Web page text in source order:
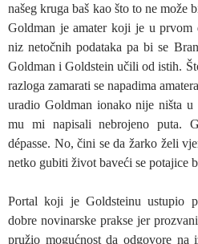
našeg kruga baš kao što to ne
Goldman je amater koji je u prvom
niz netočnih podataka pa bi se
Goldman i Goldstein učili od istih.
razloga zamarati se napadima
uradio Goldman ionako nije ništa
mu mi napisali nebrojeno puta.
dépasse. No, čini se da žarko želi
netko gubiti život baveći se potajice
Portal koji je Goldsteinu ustupio
dobre novinarske prakse jer
pružio mogućnost da odgovore na